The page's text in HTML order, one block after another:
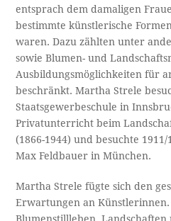
entsprach dem damaligen
bestimmte künstlerische
waren. Dazu zählten unter
sowie Blumen- und
Ausbildungsmöglichkeiten für
beschränkt. Martha Strele
Staatsgewerbeschule in
Privatunterricht beim
(1866-1944) und besuchte
Max Feldbauer in München.
Martha Strele fügte sich den
Erwartungen an